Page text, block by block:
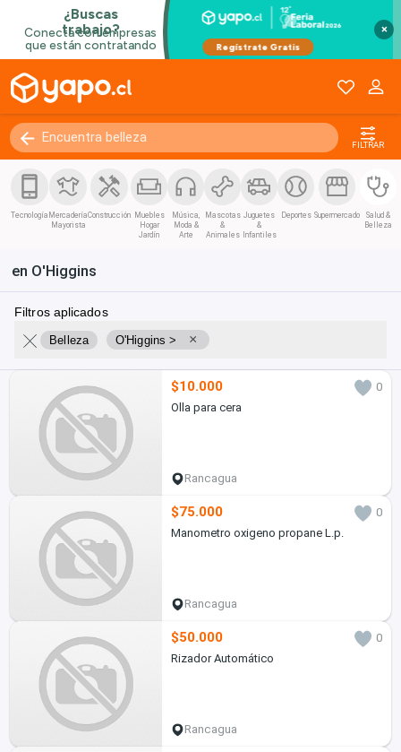
×
FILTRAR
Tecnología Mercadería
Mayorista
Construcción Muebles
Hogar
Jardín
Música,
Moda &
Arte
Mascotas
&
Animales
Juguetes
&
Infantiles
Deportes Supermercado
Salud &
Belleza
en O'Higgins
Filtros aplicados
Belleza O'Higgins > ×
$10.000
0
Olla para cera
Rancagua
$75.000
0
Manometro oxigeno propane L.p.
Rancagua
$50.000
0
Rizador Automático
Rancagua